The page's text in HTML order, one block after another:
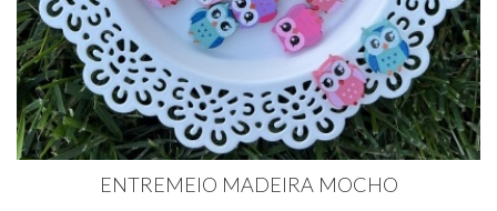
ENTREMEIO MADEIRA MOCHO